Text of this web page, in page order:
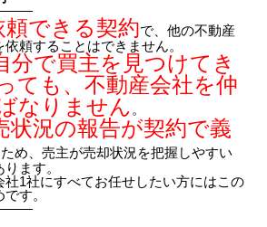
できる契約で、他の不動産
頼することはできません。
分で買主を見つけてき
ても、不動産会社を仲
なりません 。
状況の報告が契約で義
ため、売主が売却状況を把握しやすい
ます。
社1社にすべてお任せしたい方にはこの
す。